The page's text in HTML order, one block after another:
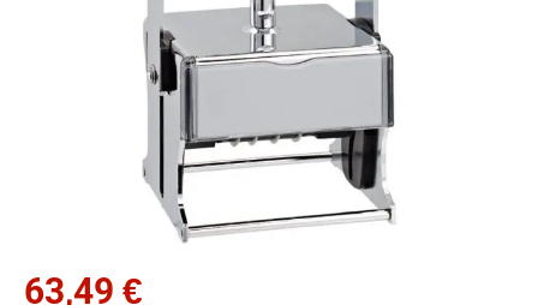
63,49 €